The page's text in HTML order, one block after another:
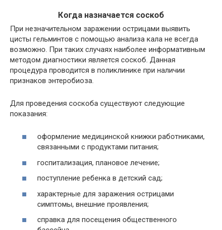
Когда назначается соскоб
При незначительном заражении острицами выявить
цисты гельминтов с помощью анализа кала не всегда
возможно. При таких случаях наиболее информативным
методом диагностики является соскоб. Данная
процедура проводится в поликлинике при наличии
признаков энтеробиоза.
Для проведения соскоба существуют следующие
показания:
оформление медицинской книжки работниками,
связанными с продуктами питания;
госпитализация, плановое лечение;
поступление ребенка в детский сад;
характерные для заражения острицами
симптомы, внешние проявления;
справка для посещения общественного